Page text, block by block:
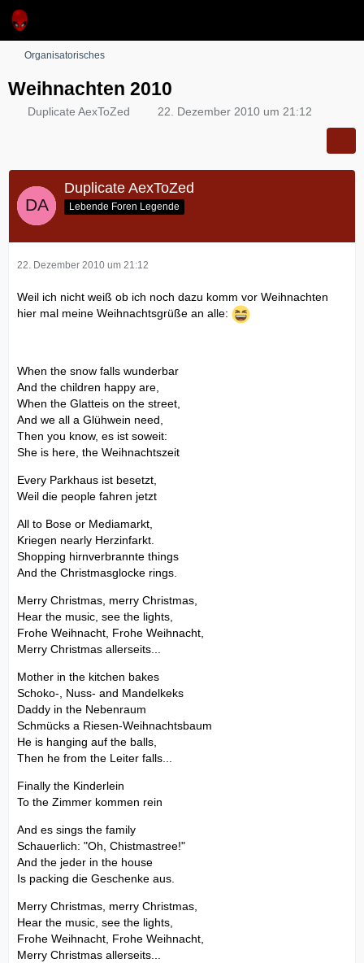
Organisatorisches
Weihnachten 2010
Duplicate AexToZed 22. Dezember 2010 um 21:12
Duplicate AexToZed
Lebende Foren Legende
22. Dezember 2010 um 21:12
Weil ich nicht weiß ob ich noch dazu komm vor Weihnachten
hier mal meine Weihnachtsgrüße an alle:
When the snow falls wunderbar
And the children happy are,
When the Glatteis on the street,
And we all a Glühwein need,
Then you know, es ist soweit:
She is here, the Weihnachtszeit
Every Parkhaus ist besetzt,
Weil die people fahren jetzt
All to Bose or Mediamarkt,
Kriegen nearly Herzinfarkt.
Shopping hirnverbrannte things
And the Christmasglocke rings.
Merry Christmas, merry Christmas,
Hear the music, see the lights,
Frohe Weihnacht, Frohe Weihnacht,
Merry Christmas allerseits...
Mother in the kitchen bakes
Schoko-, Nuss- and Mandelkeks
Daddy in the Nebenraum
Schmücks a Riesen-Weihnachtsbaum
He is hanging auf the balls,
Then he from the Leiter falls...
Finally the Kinderlein
To the Zimmer kommen rein
And es sings the family
Schauerlich: "Oh, Chistmastree!"
And the jeder in the house
Is packing die Geschenke aus.
Merry Christmas, merry Christmas,
Hear the music, see the lights,
Frohe Weihnacht, Frohe Weihnacht,
Merry Christmas allerseits...